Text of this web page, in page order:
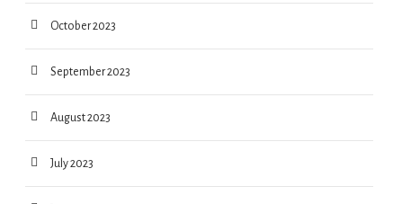
October 2023
September 2023
August 2023
July 2023